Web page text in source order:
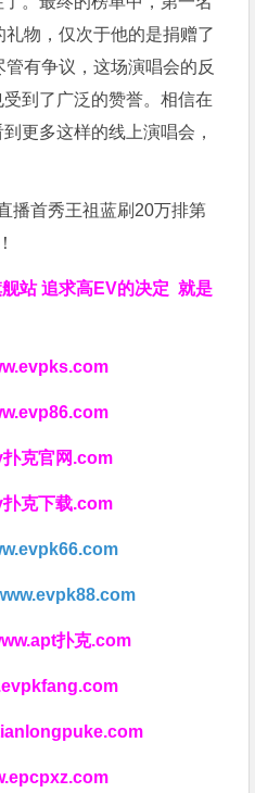
物，仅次于他的是捐赠了
有争议，这场演唱会的反
到了广泛的赞誉。相信在
更多这样的线上演唱会，
站追求高EV的决定就是
克官网.com
克下载.com
扑克.com